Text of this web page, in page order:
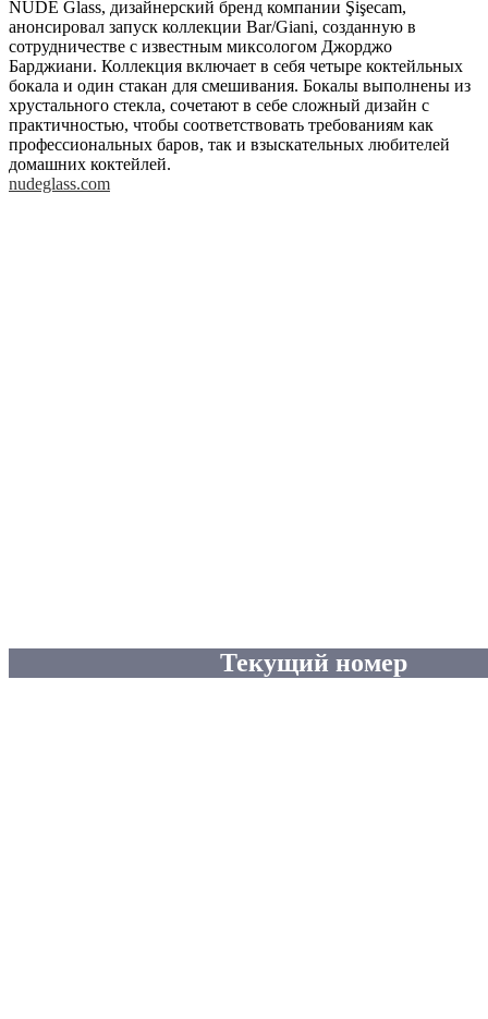
NUDE Glass, дизайнерский бренд компании Şişecam,
анонсировал запуск коллекции Bar/Giani, созданную в
сотрудничестве с известным миксологом Джорджо
Барджиани. Коллекция включает в себя четыре коктейльных
бокала и один стакан для смешивания. Бокалы выполнены из
хрустального стекла, сочетают в себе сложный дизайн с
практичностью, чтобы соответствовать требованиям как
профессиональных баров, так и взыскательных любителей
домашних коктейлей. ​
nudeglass.com
Текущий номер